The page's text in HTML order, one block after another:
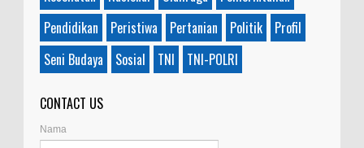
Pendidikan
Peristiwa Pertanian Politik
Profil
Seni Budaya
Sosial TNI TNI-POLRI
CONTACT US
Nama